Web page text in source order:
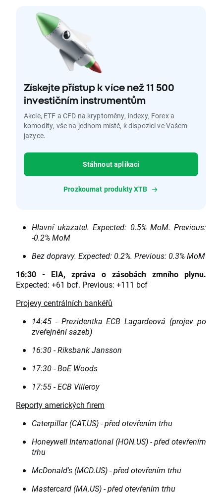
Získejte přístup k více než 11 500
investičním instrumentům
Akcie, ETF a CFD na kryptoměny, indexy, Forex a
komodity, vše na jednom místě, k dispozici ve Vašem
jazyce.
Stáhnout aplikaci
Prozkoumat produkty XTB
Hlavní ukazatel. Expected: 0.5% MoM. Previous:
-0.2% MoM
Bez dopravy. Expected: 0.2%. Previous: 0.3% MoM
16:30 - EIA, zpráva o zásobách zmního plynu.
Expected: +61 bcf. Previous: +111 bcf
Projevy centrálních bankéřů
14:45 - Prezidentka ECB Lagardeová (projev po
zveřejnění sazeb)
16:30 - Riksbank Jansson
17:30 - BoE Woods
17:55 - ECB Villeroy
Reporty amerických firem
Caterpillar (CAT.US) - před otevřením trhu
Honeywell International (HON.US) - před otevřením
trhu
McDonald's (MCD.US) - před otevřením trhu
Mastercard (MA.US) - před otevřením trhu